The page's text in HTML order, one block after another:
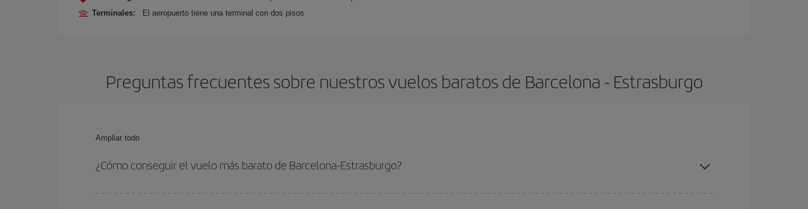
Terminales: El aeropuerto tiene una terminal con dos pisos
Preguntas frecuentes sobre nuestros vuelos baratos de Barcelona - Estrasburgo
Ampliar todo
¿Cómo conseguir el vuelo más barato de Barcelona-Estrasburgo?